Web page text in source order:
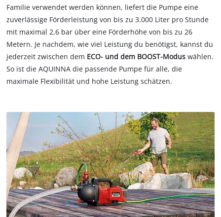
Familie verwendet werden können, liefert die Pumpe eine
zuverlässige Förderleistung von bis zu 3.000 Liter pro Stunde
mit maximal 2,6 bar über eine Förderhöhe von bis zu 26
Metern. Je nachdem, wie viel Leistung du benötigst, kannst du
jederzeit zwischen dem ECO- und dem BOOST-Modus wählen.
So ist die AQUINNA die passende Pumpe für alle, die
maximale Flexibilität und hohe Leistung schätzen.